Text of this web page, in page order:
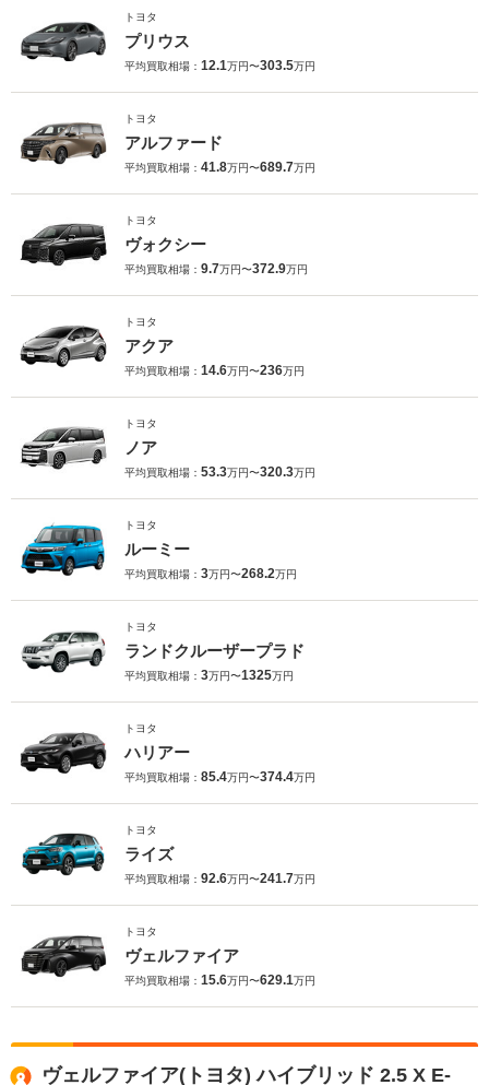
トヨタ
プリウス
平均買取相場： 12.1万円〜303.5万円
トヨタ
アルファード
平均買取相場： 41.8万円〜689.7万円
トヨタ
ヴォクシー
平均買取相場： 9.7万円〜372.9万円
トヨタ
アクア
平均買取相場： 14.6万円〜236万円
トヨタ
ノア
平均買取相場： 53.3万円〜320.3万円
トヨタ
ルーミー
平均買取相場： 3万円〜268.2万円
トヨタ
ランドクルーザープラド
平均買取相場： 3万円〜1325万円
トヨタ
ハリアー
平均買取相場： 85.4万円〜374.4万円
トヨタ
ライズ
平均買取相場： 92.6万円〜241.7万円
トヨタ
ヴェルファイア
平均買取相場： 15.6万円〜629.1万円
ヴェルファイア(トヨタ) ハイブリッド 2.5 X E-